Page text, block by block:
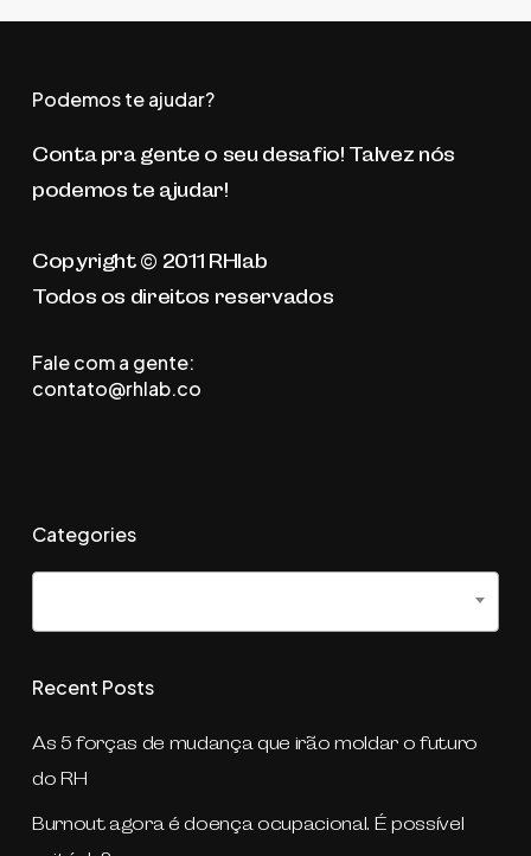
Podemos te ajudar?
Conta pra gente o seu desafio! Talvez nós
podemos te ajudar!
Copyright © 2011 RHlab
Todos os direitos reservados
Fale com a gente:
contato@rhlab.co
Categories
Recent Posts
As 5 forças de mudança que irão moldar o futuro
do RH
Burnout agora é doença ocupacional. É possível